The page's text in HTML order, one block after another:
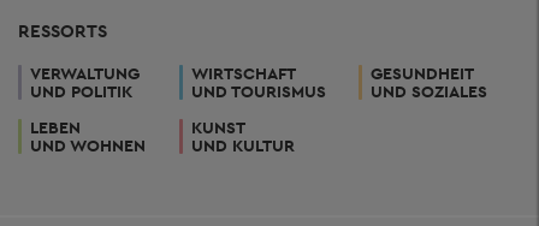
RESSORTS
VERWALTUNG
UND POLITIK
WIRTSCHAFT
UND TOURISMUS
GESUNDHEIT
UND SOZIALES
LEBEN
UND WOHNEN
KUNST
UND KULTUR